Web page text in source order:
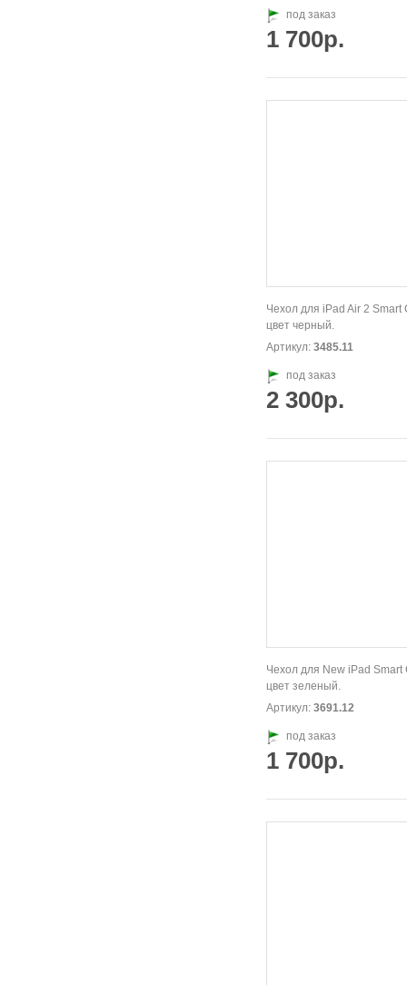
под заказ
1 700р.
Чехол для iPad Air 2 Smart
цвет черный.
Артикул: 3485.11
под заказ
2 300р.
Чехол для New iPad Smart
цвет зеленый.
Артикул: 3691.12
под заказ
1 700р.